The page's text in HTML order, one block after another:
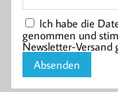
Ich habe die
genommen und
Newsletter-Versand